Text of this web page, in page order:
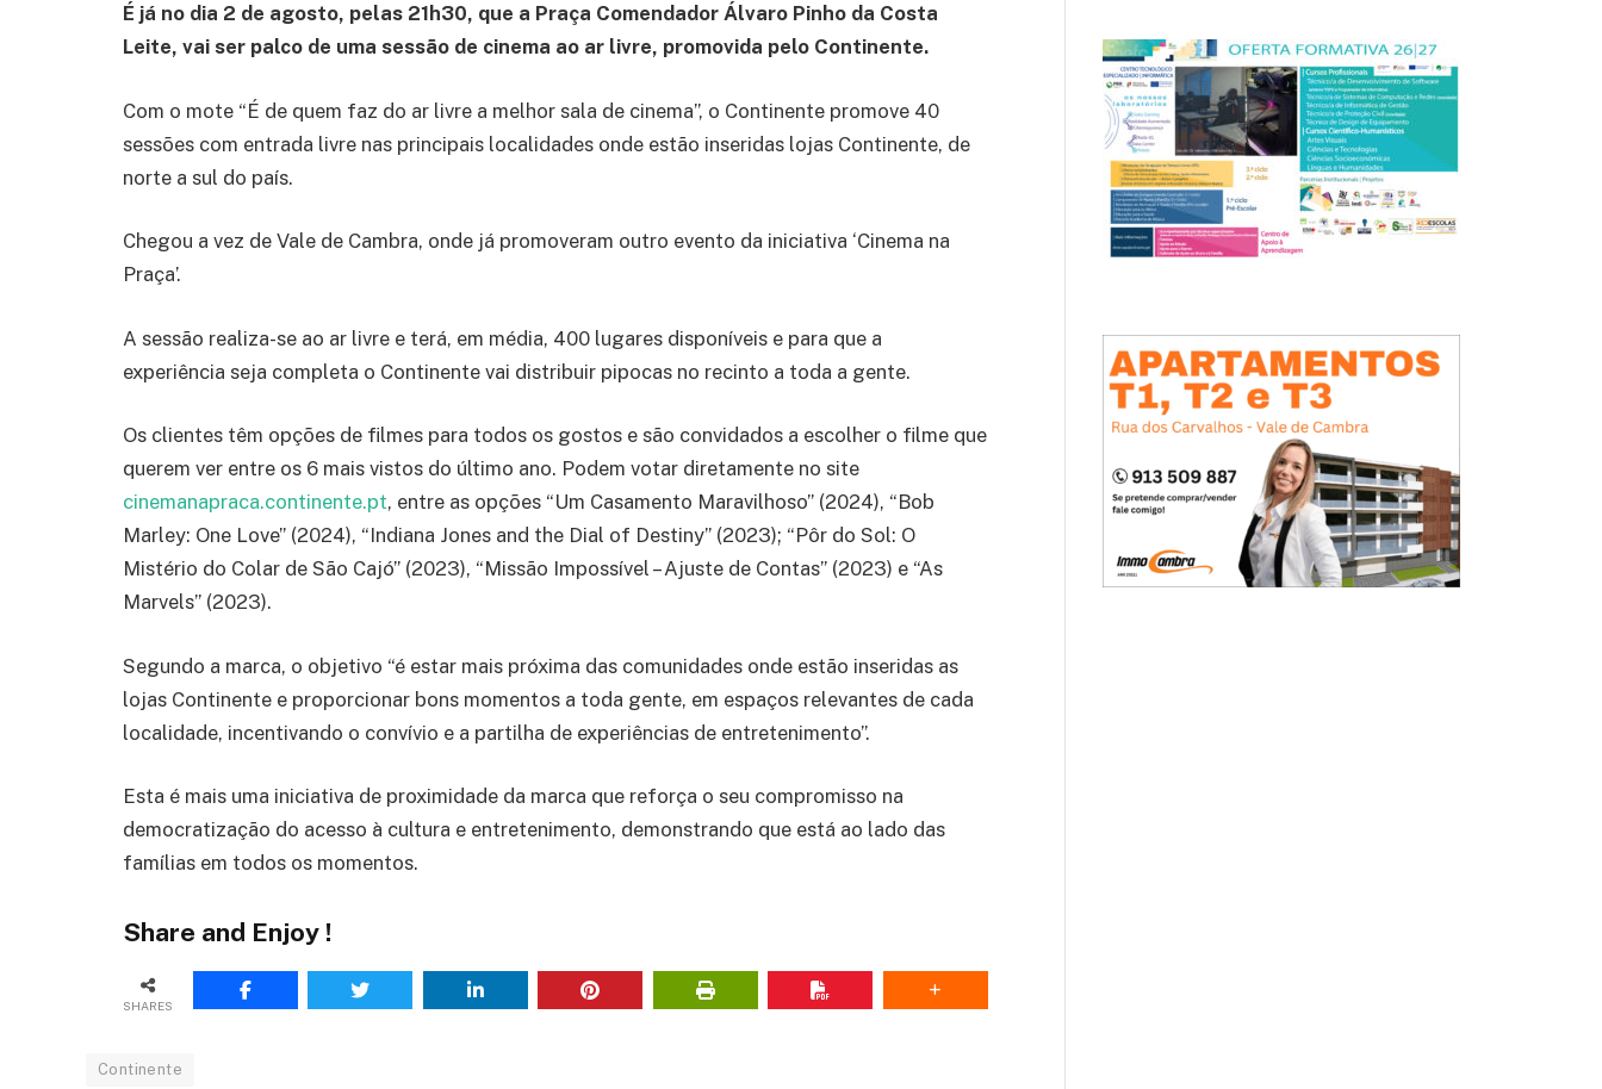
É já no dia 2 de agosto, pelas 21h30, que a Praça Comendador Álvaro Pinho da Costa
Leite, vai ser palco de uma sessão de cinema ao ar livre, promovida pelo Continente.
Com o mote “É de quem faz do ar livre a melhor sala de cinema”, o Continente promove 40
sessões com entrada livre nas principais localidades onde estão inseridas lojas Continente, de
norte a sul do país.
Chegou a vez de Vale de Cambra, onde já promoveram outro evento da iniciativa ‘Cinema na
Praça’.
A sessão realiza-se ao ar livre e terá, em média, 400 lugares disponíveis e para que a
experiência seja completa o Continente vai distribuir pipocas no recinto a toda a gente.
Os clientes têm opções de filmes para todos os gostos e são convidados a escolher o filme que
querem ver entre os 6 mais vistos do último ano. Podem votar diretamente no site
cinemanapraca.continente.pt, entre as opções “Um Casamento Maravilhoso” (2024), “Bob
Marley: One Love” (2024), “Indiana Jones and the Dial of Destiny” (2023); “Pôr do Sol: O
Mistério do Colar de São Cajó” (2023), “Missão Impossível – Ajuste de Contas” (2023) e “As
Marvels” (2023).
Segundo a marca, o objetivo “é estar mais próxima das comunidades onde estão inseridas as
lojas Continente e proporcionar bons momentos a toda gente, em espaços relevantes de cada
localidade, incentivando o convívio e a partilha de experiências de entretenimento”.
Esta é mais uma iniciativa de proximidade da marca que reforça o seu compromisso na
democratização do acesso à cultura e entretenimento, demonstrando que está ao lado das
famílias em todos os momentos.
Share and Enjoy !
SHARES
Continente